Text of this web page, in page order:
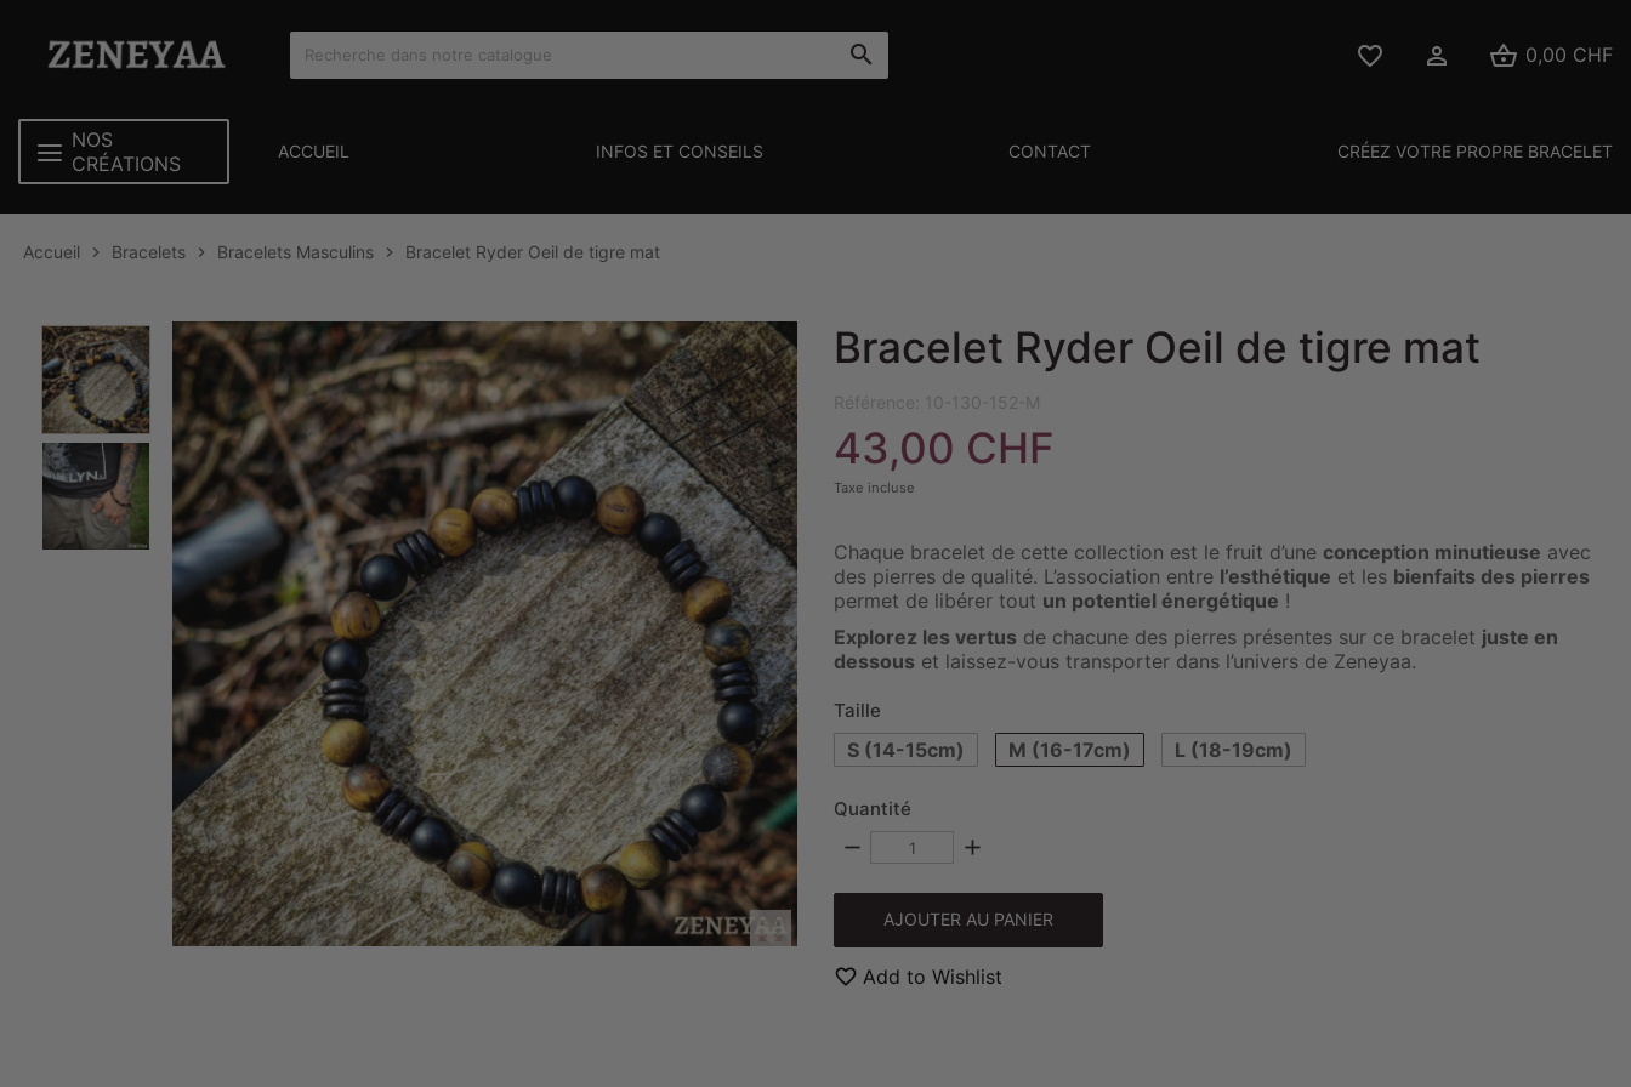
    0,00 CHF
NOS
CRÉATIONS
ACCUEIL INFOS ET CONSEILS CONTACT CRÉEZ VOTRE PROPRE BRACELET
Accueil  Bracelets  Bracelets Masculins  Bracelet Ryder Oeil de tigre mat

Bracelet Ryder Oeil de tigre mat
Référence: 10-130-152-M
43,00 CHF
Taxe incluse
Chaque bracelet de cette collection est le fruit d’une conception minutieuse avec
des pierres de qualité. L’association entre l’esthétique et les bienfaits des pierres
permet de libérer tout un potentiel énergétique !
Explorez les vertus de chacune des pierres présentes sur ce bracelet juste en
dessous et laissez-vous transporter dans l’univers de Zeneyaa.
Taille
S (14-15cm) M (16-17cm) L (18-19cm)
Quantité
remove add
AJOUTER AU PANIER
favorite_border Add to Wishlist